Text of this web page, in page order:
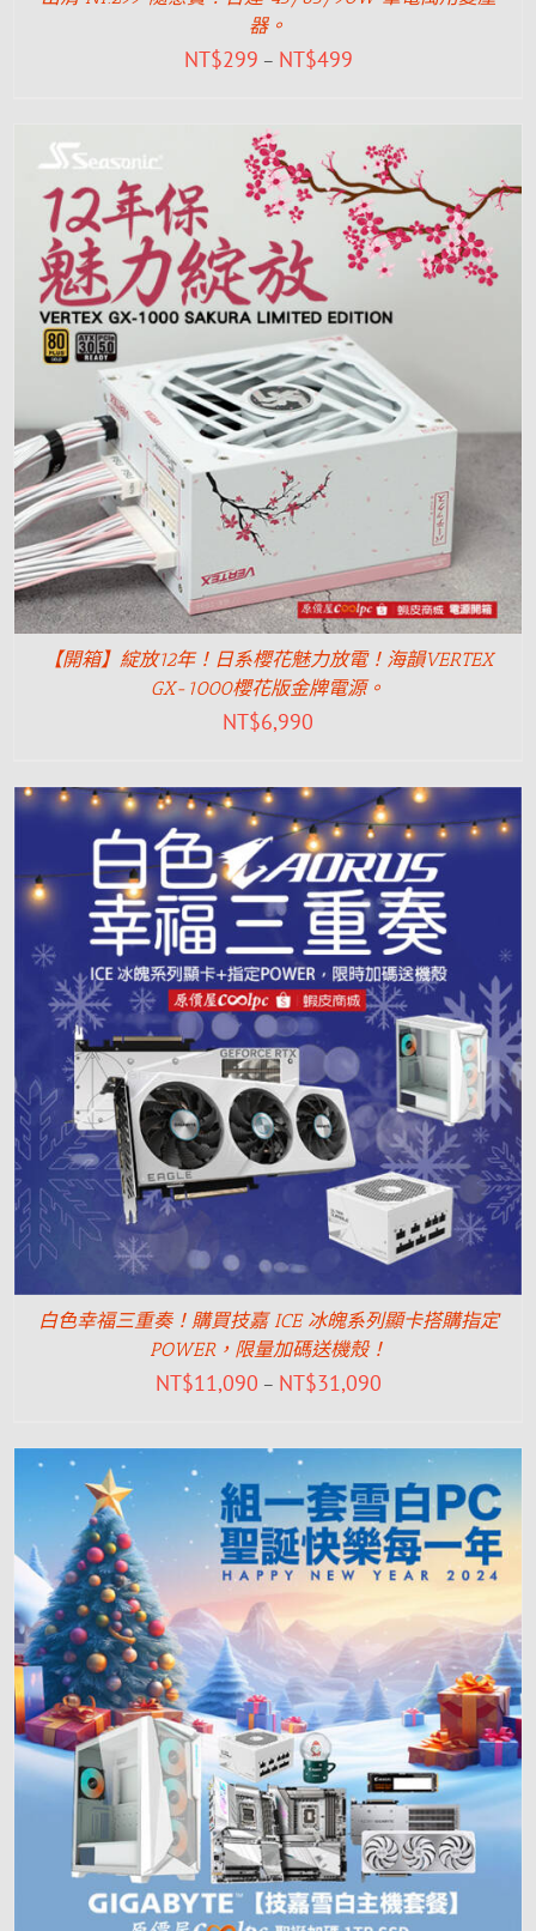
器。
NT$299 – NT$499
【開箱】綻放12年！日系櫻花魅力放電！海韻VERTEX
GX-1000櫻花版金牌電源。
NT$6,990
白色幸福三重奏！購買技嘉 ICE 冰魄系列顯卡搭購指定
POWER，限量加碼送機殼！
NT$11,090 – NT$31,090